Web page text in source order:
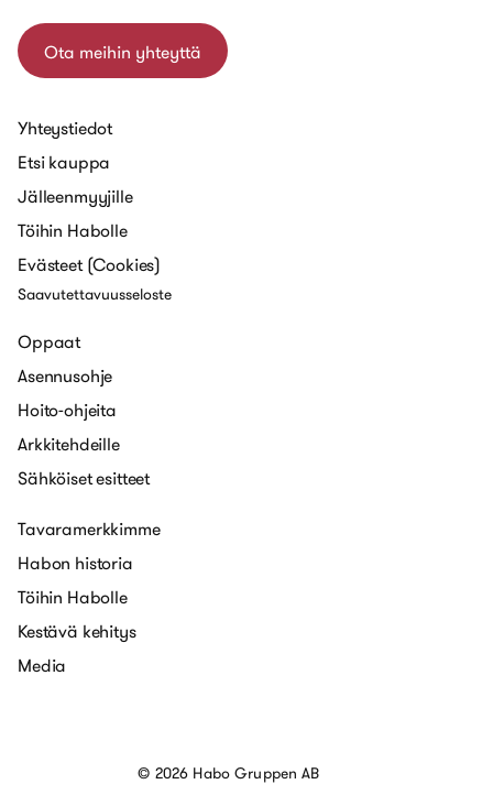
Ota meihin yhteyttä
Yhteystiedot
Etsi kauppa
Jälleenmyyjille
Töihin Habolle
Evästeet (Cookies)
Saavutettavuusseloste
Oppaat
Asennusohje
Hoito-ohjeita
Arkkitehdeille
Sähköiset esitteet
Tavaramerkkimme
Habon historia
Töihin Habolle
Kestävä kehitys
Media
© 2026 Habo Gruppen AB